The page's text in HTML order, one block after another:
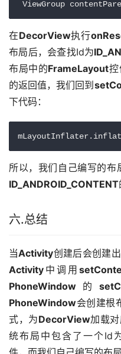
ViewGroup
在DecorView执行
布局后，会查找Id为
布局中的FrameLayout控
的返回值，我们回到
下代码：
所以，我们自己编写的布
ID_ANDROID_CONTENT
六.总结
当Activity创建后会创建
Activity 中调用
PhoneWindow 的
PhoneWindow会创建根
式，为DecorView加载
统布局中包含了一个Id